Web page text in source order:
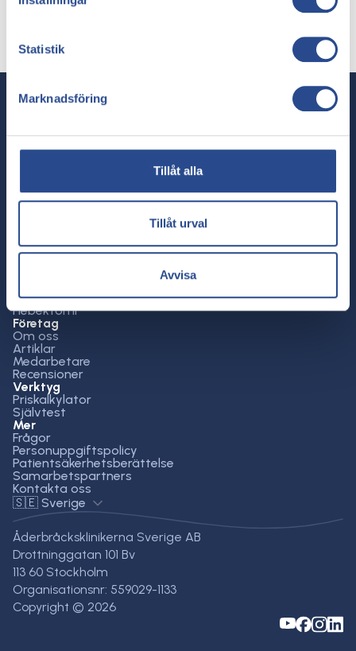
Statistik
Marknadsföring
Tillåt alla
Tillåt urval
Avvisa
Förbättrar livskvaliteten genom specialiserad
Telefon:020-140 19 90
Skumbehandling
Flebektomi
Företag
Om oss
Artiklar
Medarbetare
Recensioner
Verktyg
Priskalkylator
Självtest
Mer
Frågor
Personuppgiftspolicy
Patientsäkerhetsberättelse
Samarbetspartners
Kontakta oss
🇸🇪 Sverige
Åderbråcksklinikerna Sverige AB
Drottninggatan 101 Bv
113 60 Stockholm
Organisationsnr: 559029-1133
Copyright © 2026